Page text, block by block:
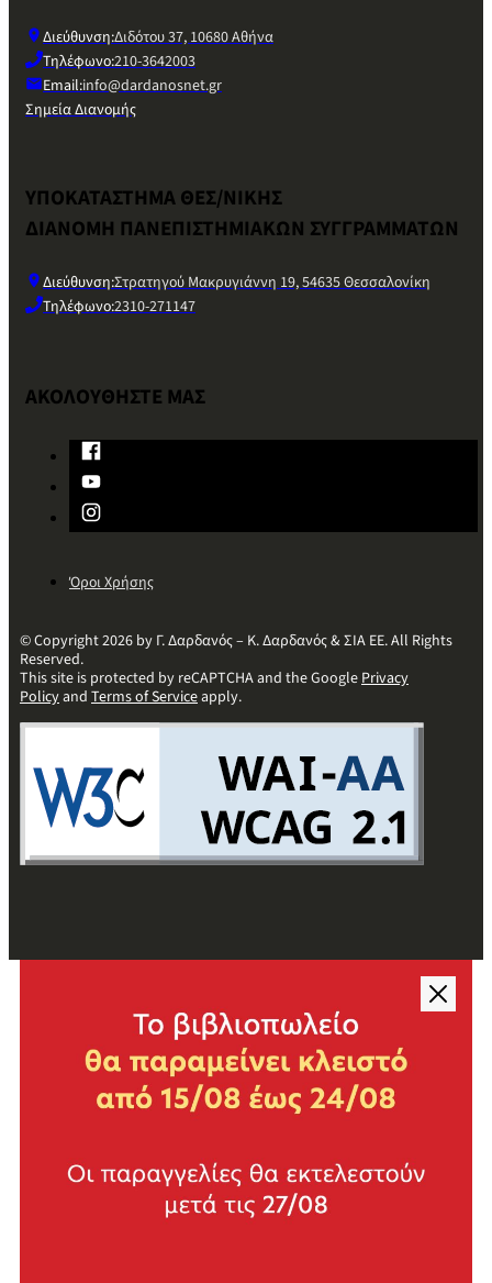
Διεύθυνση:Διδότου 37, 10680 Αθήνα
Τηλέφωνο:210-3642003
Email:info@dardanosnet.gr
Σημεία Διανομής
ΥΠΟΚΑΤΑΣΤΗΜΑ ΘΕΣ/ΝΙΚΗΣ
ΔΙΑΝΟΜΗ ΠΑΝΕΠΙΣΤΗΜΙΑΚΩΝ ΣΥΓΓΡΑΜΜΑΤΩΝ
Διεύθυνση:Στρατηγού Μακρυγιάννη 19, 54635 Θεσσαλονίκη
Τηλέφωνο:2310-271147
ΑΚΟΛΟΥΘΗΣΤΕ ΜΑΣ
Όροι Χρήσης
© Copyright 2026 by Γ. Δαρδανός – Κ. Δαρδανός & ΣΙΑ ΕΕ. All Rights
Reserved.
This site is protected by reCAPTCHA and the GooglePrivacy
Policyand Terms of Serviceapply.